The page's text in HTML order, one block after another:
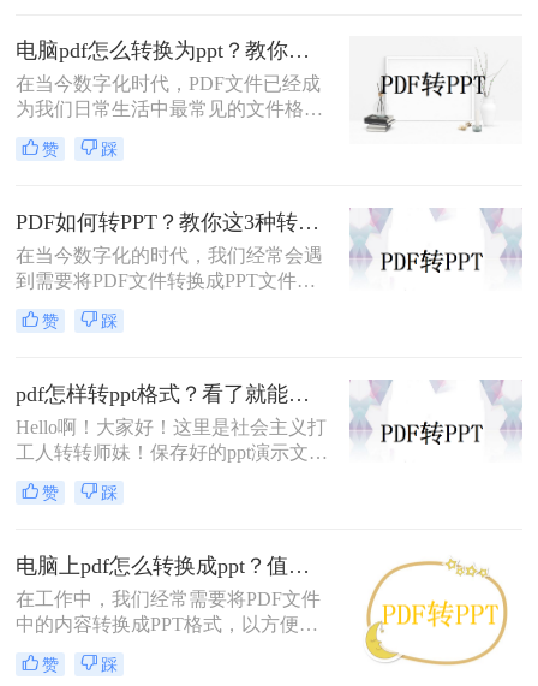
章中，我将向你介绍pdf怎么转换成
ppt，希望能对你有所帮助。
电脑pdf怎么转换为ppt？教你两招转换pdf格式！
在当今数字化时代，PDF文件已经成
为我们日常生活中最常见的文件格式
之一。然而，有时我们可能需要将
PDF文件转换为PPT格式，以便更方
详细介绍电脑pdf怎么转换为ppt，让
您能够快速、准确地完成转换任务。
赞 踩
PDF如何转PPT？教你这3种转换方法！
在当今数字化的时代，我们经常会遇
到需要将PDF文件转换成PPT文件的
情况。无论是学校中的演讲、企业中
的报告，还是个人中的分享，PPT都
那么，PDF如何转PPT呢？本文将为
你详细介绍几种简单易行的方法，让
你轻松应对各种场景。
赞 踩
pdf怎样转ppt格式？看了就能学会的三种转换办法！
Hello啊！大家好！这里是社会主义打
工人转转师妹！保存好的ppt演示文稿
怎么转换成pdf格式呢？ppt是我们经
常用到的，无论是做述职演说还是汇
后，我们一般都会习惯把ppt转换成
pdf格式，这样更加方便保存和打印。
那么pdf怎样转ppt格式呢？今天就给
大家分享几个操作方吧！
赞 踩
电脑上pdf怎么转换成ppt？值得尝试的二个转换方法！
​在工作中，我们经常需要将PDF文件
中的内容转换成PPT格式，以方便演
示和展示。将PDF转换成PPT可以保
留原有的格式和内容，并且能够方便
赞 踩